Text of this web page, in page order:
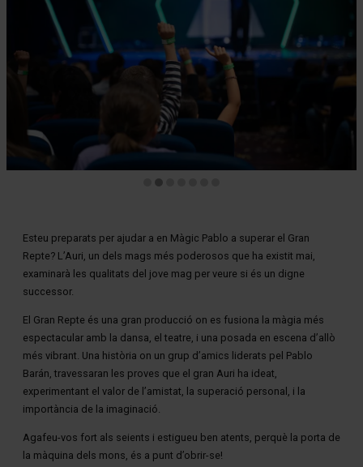
Esteu preparats per ajudar a en Màgic Pablo a superar el Gran
Repte? L’Auri, un dels mags més poderosos que ha existit mai,
examinarà les qualitats del jove mag per veure si és un digne
successor.
El Gran Repte és una gran producció on es fusiona la màgia més
espectacular amb la dansa, el teatre, i una posada en escena d’allò
més vibrant. Una història on un grup d’amics liderats pel Pablo
Barán, travessaran les proves que el gran Auri ha ideat,
experimentant el valor de l’amistat, la superació personal, i la
importància de la imaginació.
Agafeu-vos fort als seients i estigueu ben atents, perquè la porta de
la màquina dels mons, és a punt d’obrir-se!